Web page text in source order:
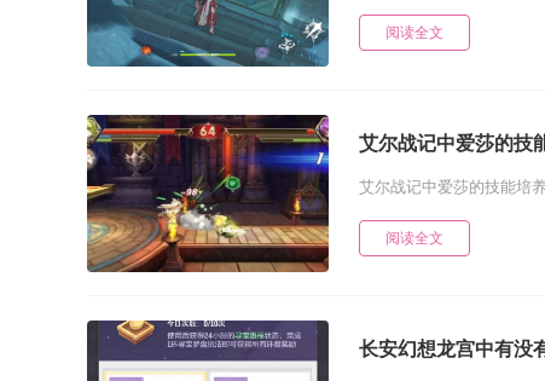
阅读全文
艾尔战记中爱莎的技
艾尔战记中爱莎的技能培
阅读全文
长安幻想龙宫中有没